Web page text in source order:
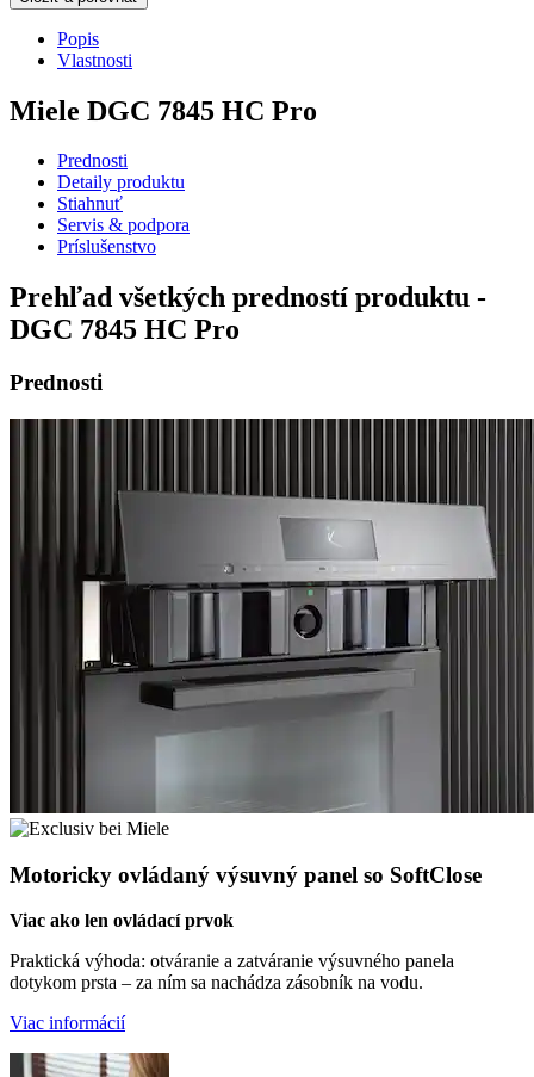
Popis
Vlastnosti
Miele DGC 7845 HC Pro
Prednosti
Detaily produktu
Stiahnuť
Servis & podpora
Príslušenstvo
Prehľad všetkých predností produktu -
DGC 7845 HC Pro
Prednosti
Motoricky ovládaný výsuvný panel so SoftClose
Viac ako len ovládací prvok
Praktická výhoda: otváranie a zatváranie výsuvného panela
dotykom prsta – za ním sa nachádza zásobník na vodu.
Viac informácií